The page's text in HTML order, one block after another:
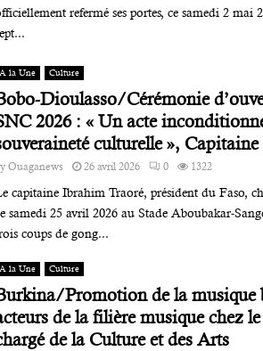
refermé ses portes, ce samedi 2 mai
A la Une Culture
Dioulasso/Cérémonie
2026 : « Un acte
culturelle »,
Ouaganews 26 avril 2026 0 1322
capitaine Ibrahim Traoré, président du Faso,
samedi 25 avril 2026 au Stade Aboubakar-
coups de gong...
A la Une Culture
Promotion de la musique
de la filière musique chez
de la Culture et des Arts